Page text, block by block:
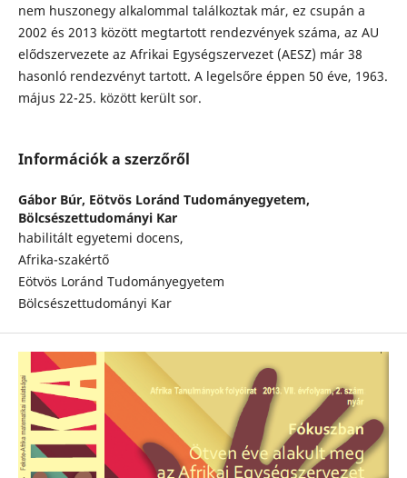
nem huszonegy alkalommal találkoztak már, ez csupán a
2002 és 2013 között megtartott rendezvények száma, az AU
elődszervezete az Afrikai Egységszervezet (AESZ) már 38
hasonló rendezvényt tartott. A legelsőre éppen 50 éve, 1963.
május 22-25. között került sor.
Információk a szerzőről
Gábor Búr, Eötvös Loránd Tudományegyetem,
Bölcsészettudományi Kar
habilitált egyetemi docens,
Afrika-szakértő
Eötvös Loránd Tudományegyetem
Bölcsészettudományi Kar